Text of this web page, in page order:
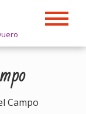
Campo